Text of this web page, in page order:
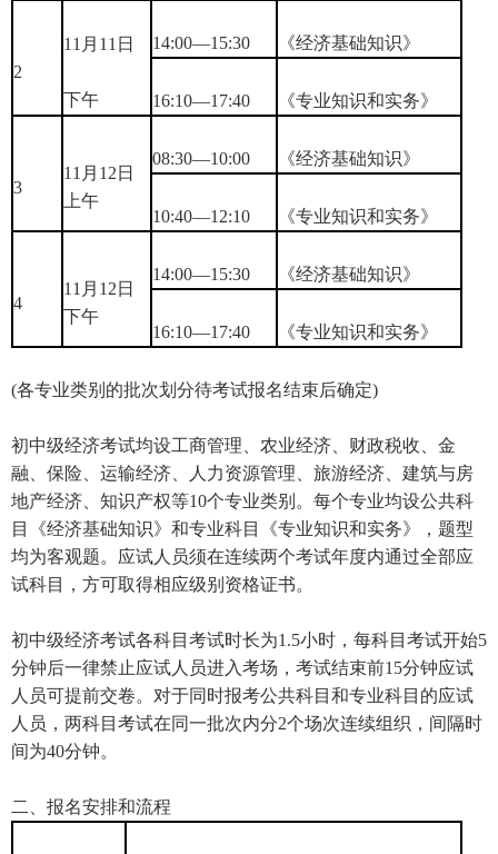
2
11月11日
下午
14:00—15:30 《经济基础知识》
16:10—17:40 《专业知识和实务》
3
11月12日
上午
08:30—10:00 《经济基础知识》
10:40—12:10 《专业知识和实务》
4
11月12日
下午
14:00—15:30 《经济基础知识》
16:10—17:40 《专业知识和实务》
(各专业类别的批次划分待考试报名结束后确定)
初中级经济考试均设工商管理、农业经济、财政税收、金
融、保险、运输经济、人力资源管理、旅游经济、建筑与房
地产经济、知识产权等10个专业类别。每个专业均设公共科
目《经济基础知识》和专业科目《专业知识和实务》，题型
均为客观题。应试人员须在连续两个考试年度内通过全部应
试科目，方可取得相应级别资格证书。
初中级经济考试各科目考试时长为1.5小时，每科目考试开始5
分钟后一律禁止应试人员进入考场，考试结束前15分钟应试
人员可提前交卷。对于同时报考公共科目和专业科目的应试
人员，两科目考试在同一批次内分2个场次连续组织，间隔时
间为40分钟。
二、报名安排和流程